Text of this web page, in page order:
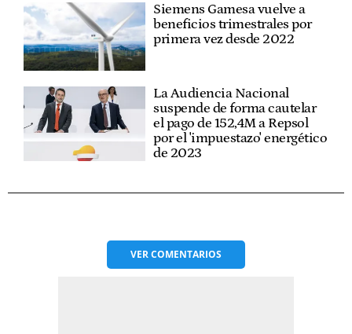
Siemens Gamesa vuelve a
beneficios trimestrales por
primera vez desde 2022
La Audiencia Nacional
suspende de forma cautelar
el pago de 152,4M a Repsol
por el 'impuestazo' energético
de 2023
VERCOMENTARIOS